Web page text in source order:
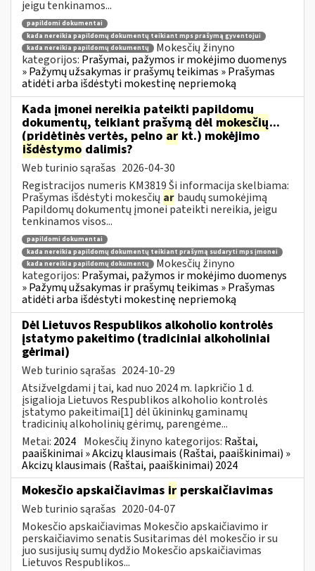
jeigu tenkinamos...
papildomi dokumentai
kada nereikia papildomų dokumentų teikiant mps prašymą gyventojui
kada nereikia papildomų dokumentų
Mokesčių žinyno
kategorijos: Prašymai, pažymos ir mokėjimo duomenys
» Pažymų užsakymas ir prašymų teikimas » Prašymas
atidėti arba išdėstyti mokestinę nepriemoką
Kada įmonei nereikia pateikti papildomų
dokumentų, teikiant prašymą dėl mokesčių...
(pridėtinės vertės, pelno ar kt.) mokėjimo
išdėstymo dalimis?
Web turinio sąrašas 2026-04-30
Registracijos numeris KM3819 Ši informacija skelbiama:
Prašymas išdėstyti mokesčių ar baudų sumokėjimą
Papildomų dokumentų įmonei pateikti nereikia, jeigu
tenkinamos visos...
papildomi dokumentai
kada nereikia papildomų dokumentų teikiant prašymą sudaryti mps įmonei
kada nereikia papildomų dokumentų
Mokesčių žinyno
kategorijos: Prašymai, pažymos ir mokėjimo duomenys
» Pažymų užsakymas ir prašymų teikimas » Prašymas
atidėti arba išdėstyti mokestinę nepriemoką
Dėl Lietuvos Respublikos alkoholio kontrolės
įstatymo pakeitimo (tradiciniai alkoholiniai
gėrimai)
Web turinio sąrašas 2024-10-29
Atsižvelgdami į tai, kad nuo 2024 m. lapkričio 1 d.
įsigalioja Lietuvos Respublikos alkoholio kontrolės
įstatymo pakeitimai[1] dėl ūkininkų gaminamų
tradicinių alkoholinių gėrimų, parengėme...
Metai: 2024 Mokesčių žinyno kategorijos: Raštai,
paaiškinimai » Akcizų klausimais (Raštai, paaiškinimai) »
Akcizų klausimais (Raštai, paaiškinimai) 2024
Mokesčio apskaičiavimas ir perskaičiavimas
Web turinio sąrašas 2020-04-07
Mokesčio apskaičiavimas Mokesčio apskaičiavimo ir
perskaičiavimo senatis Susitarimas dėl mokesčio ir su
juo susijusių sumų dydžio Mokesčio apskaičiavimas
Lietuvos Respublikos...